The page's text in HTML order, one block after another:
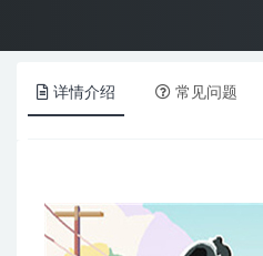
详情介绍 常见问题